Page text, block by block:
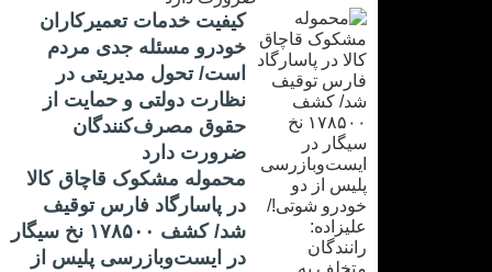
کیفیت خدمات تعمیرکاران
خودرو مسئله جدی مردم
است/ تحول مدیریتی در
نظارت دولتی و حمایت از
حقوق مصرف‌کنندگان
ضرورت دارد
محموله مشکوک قاچاق کالا
در پاسارگاد فارس توقیف
شد/ کشف ۱۷۸۵۰۰ نخ سیگار
در ایست‌وبازرسی پلیس از